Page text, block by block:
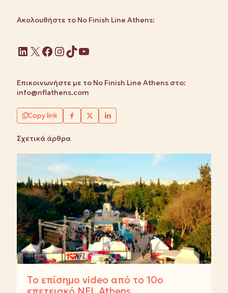
Ακολουθήστε το No Finish Line Athens:
Linkedin
X Facebook
Instagram
TikTok
YouTube
Επικοινωνήστε με το No Finish Line Athens στο:
info@nflathens.com
Copy link
Σχετικά άρθρα
Το επίσημο video από το 10ο